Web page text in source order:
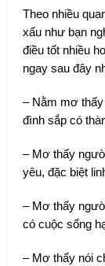
Theo nhiều
xấu như bạn
điều tốt nhiều
ngay sau đây
– Nằm mơ
đình sắp có
– Mơ thấy
yêu, đặc biệt
– Mơ thấy
có cuộc sống
– Mơ thấy nói